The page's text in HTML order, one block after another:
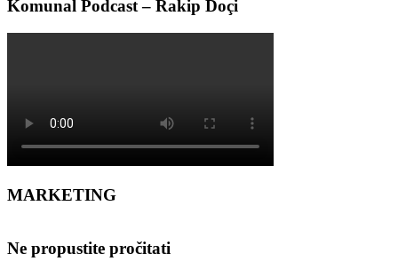
Komunal Podcast – Rakip Doçi
MARKETING
Ne propustite pročitati